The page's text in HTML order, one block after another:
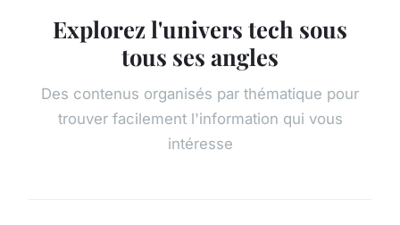
Explorez l'univers tech sous
tous ses angles
Des contenus organisés par thématique pour
trouver facilement l'information qui vous
intéresse